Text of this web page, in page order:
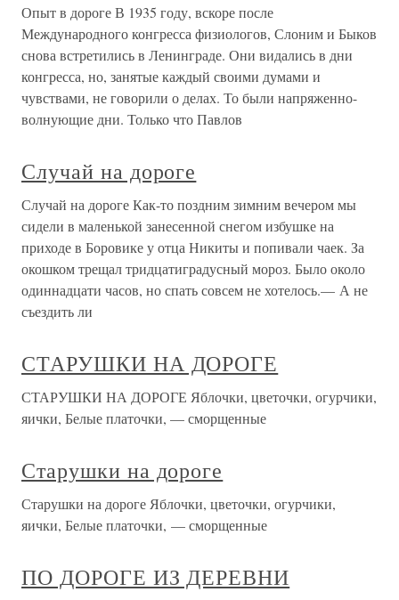
Опыт в дороге В 1935 году, вскоре после
Международного конгресса физиологов, Слоним и Быков
снова встретились в Ленинграде. Они видались в дни
конгресса, но, занятые каждый своими думами и
чувствами, не говорили о делах. То были напряженно-
волнующие дни. Только что Павлов
Случай на дороге
Случай на дороге Как-то поздним зимним вечером мы
сидели в маленькой занесенной снегом избушке на
приходе в Боровике у отца Никиты и попивали чаек. За
окошком трещал тридцатиградусный мороз. Было около
одиннадцати часов, но спать совсем не хотелось.— А не
съездить ли
СТАРУШКИ НА ДОРОГЕ
СТАРУШКИ НА ДОРОГЕ Яблочки, цветочки, огурчики,
яички, Белые платочки, — сморщенные
Старушки на дороге
Старушки на дороге Яблочки, цветочки, огурчики,
яички, Белые платочки, — сморщенные
ПО ДОРОГЕ ИЗ ДЕРЕВНИ